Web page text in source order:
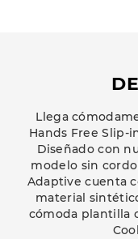
Llega
Hands Free Slip-
Diseñado con
modelo sin
Adaptive cuenta
material
cómoda plantilla